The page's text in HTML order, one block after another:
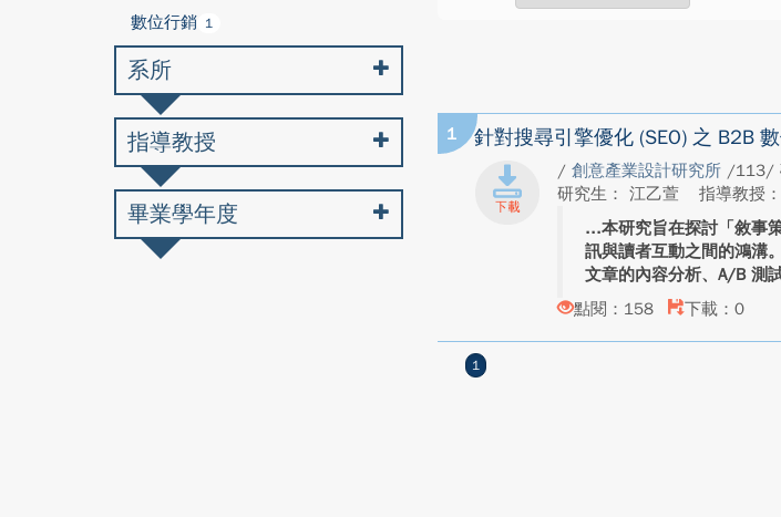
1 針對搜尋引擎優化 (SEO) 之 B2B
/ 創意產業設計研究所 /113/
研究生： 江乙萱
指導教授：
本研究旨在探討「敘事
訊與讀者互動之間的鴻溝
文章的內容分析、A/B 測
點閱：158
下載：0
1
數位行銷 1
系所
指導教授
畢業學年度